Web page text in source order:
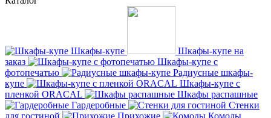
Шкафы-купе
Шкафы-купе на
заказ
Шкафы-купе с
фотопечатью
Радиусные шкафы-
купе
Шкафы-купе с
пленкой ORACAL
Шкафы распашные
Гардеробные
Стенки
для гостиной
Прихожие
Комоды